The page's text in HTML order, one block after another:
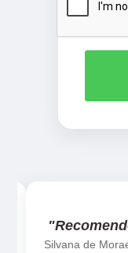
Silvana de